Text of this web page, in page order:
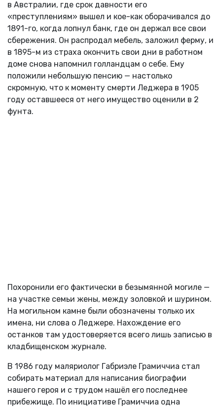
в Австралии, где срок давности его
«преступлениям» вышел и кое-как оборачивался до
1891-го, когда лопнул банк, где он держал все свои
сбережения. Он распродал мебель, заложил ферму, и
в 1895-м из страха окончить свои дни в работном
доме снова напомнил голландцам о себе. Ему
положили небольшую пенсию — настолько
скромную, что к моменту смерти Леджера в 1905
году оставшееся от него имущество оценили в 2
фунта.
Похоронили его фактически в безымянной могиле —
на участке семьи жены, между золовкой и шурином.
На могильном камне были обозначены только их
имена, ни слова о Леджере. Нахождение его
останков там удостоверяется всего лишь записью в
кладбищенском журнале.
В 1986 году маляриолог Габриэле Грамиччиа стал
собирать материал для написания биографии
нашего героя и с трудом нашёл его последнее
прибежище. По инициативе Грамиччиа одна